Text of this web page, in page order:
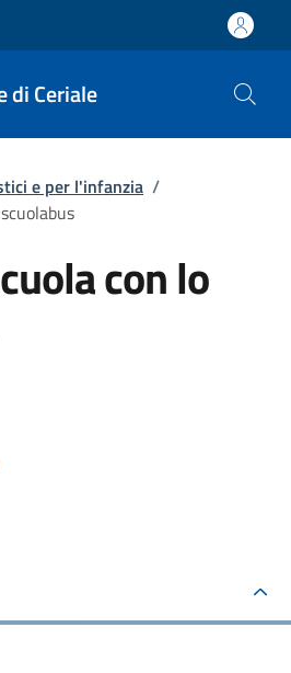
di Ceriale
e per l'infanzia /
con lo